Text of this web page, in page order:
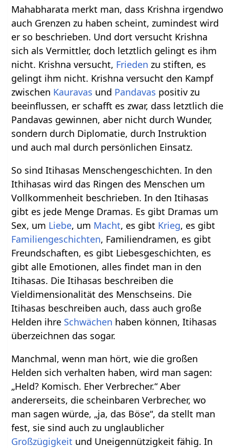
Mahabharata merkt man, dass Krishna irgendwo
auch Grenzen zu haben scheint, zumindest wird
er so beschrieben. Und dort versucht Krishna
sich als Vermittler, doch letztlich gelingt es ihm
nicht. Krishna versucht, Frieden zu stiften, es
gelingt ihm nicht. Krishna versucht den Kampf
zwischen Kauravas und Pandavas positiv zu
beeinflussen, er schafft es zwar, dass letztlich die
Pandavas gewinnen, aber nicht durch Wunder,
sondern durch Diplomatie, durch Instruktion
und auch mal durch persönlichen Einsatz.
So sind Itihasas Menschengeschichten. In den
Ithihasas wird das Ringen des Menschen um
Vollkommenheit beschrieben. In den Itihasas
gibt es jede Menge Dramas. Es gibt Dramas um
Sex, um Liebe, um Macht, es gibt Krieg, es gibt
Familiengeschichten, Familiendramen, es gibt
Freundschaften, es gibt Liebesgeschichten, es
gibt alle Emotionen, alles findet man in den
Itihasas. Die Itihasas beschreiben die
Vieldimensionalität des Menschseins. Die
Itihasas beschreiben auch, dass auch große
Helden ihre Schwächen haben können, Itihasas
überzeichnen das sogar.
Manchmal, wenn man hört, wie die großen
Helden sich verhalten haben, wird man sagen:
„Held? Komisch. Eher Verbrecher.“ Aber
andererseits, die scheinbaren Verbrecher, wo
man sagen würde, „ja, das Böse“, da stellt man
fest, sie sind auch zu unglaublicher
Großzügigkeit und Uneigennützigkeit fähig. In